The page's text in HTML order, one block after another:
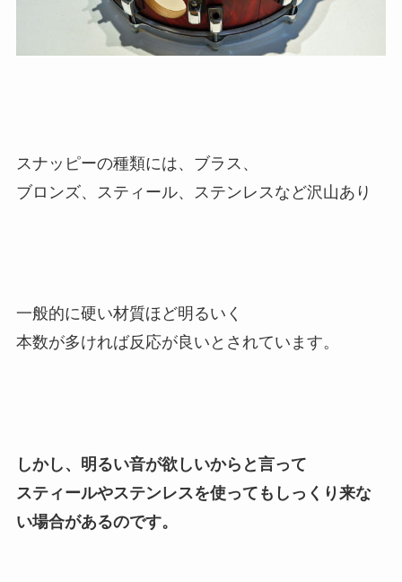
スナッピーの種類には、ブラス、
ブロンズ、スティール、ステンレスなど沢山あり
一般的に硬い材質ほど明るいく
本数が多ければ反応が良いとされています。
しかし、明るい音が欲しいからと言って
スティールやステンレスを使ってもしっくり来な
い場合があるのです。